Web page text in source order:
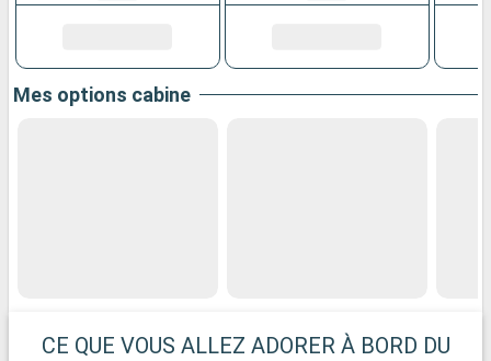
Mes options cabine
CE QUE VOUS ALLEZ ADORER À BORD DU